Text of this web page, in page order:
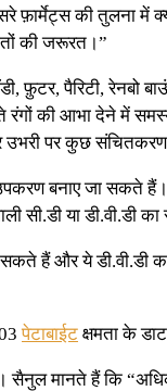
फ़ार्मेट्स की तुलना
की जरूरत।”
फ़ुटर, पैरिटी, रेनबो
रंगों की आभा देने में
उभरी पर कुछ
बनाए जा सकते
सी.डी या डी.वी.डी
हैं और ये डी.वी.डी
पेटाबाईट क्षमता के
सैनुल मानते हैं कि